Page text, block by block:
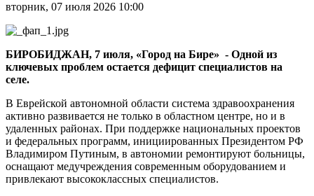
новых
ФАПов
до
современного
оборудования
вторник, 07 июля 2026 10:00
БИРОБИДЖАН, 7 июля, «Город на Бире» - Одной из
ключевых проблем остается дефицит специалистов на
селе.
В Еврейской автономной области система здравоохранения
активно развивается не только в областном центре, но и в
удаленных районах. При поддержке национальных проектов
и федеральных программ, инициированных Президентом РФ
Владимиром Путиным, в автономии ремонтируют больницы,
оснащают медучреждения современным оборудованием и
привлекают высококлассных специалистов.